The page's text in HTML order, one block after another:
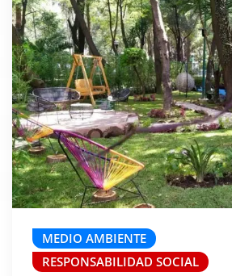
MEDIO AMBIENTE
RESPONSABILIDAD SOCIAL